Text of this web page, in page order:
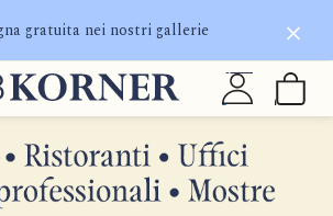
gratuita nei nostri gallerie